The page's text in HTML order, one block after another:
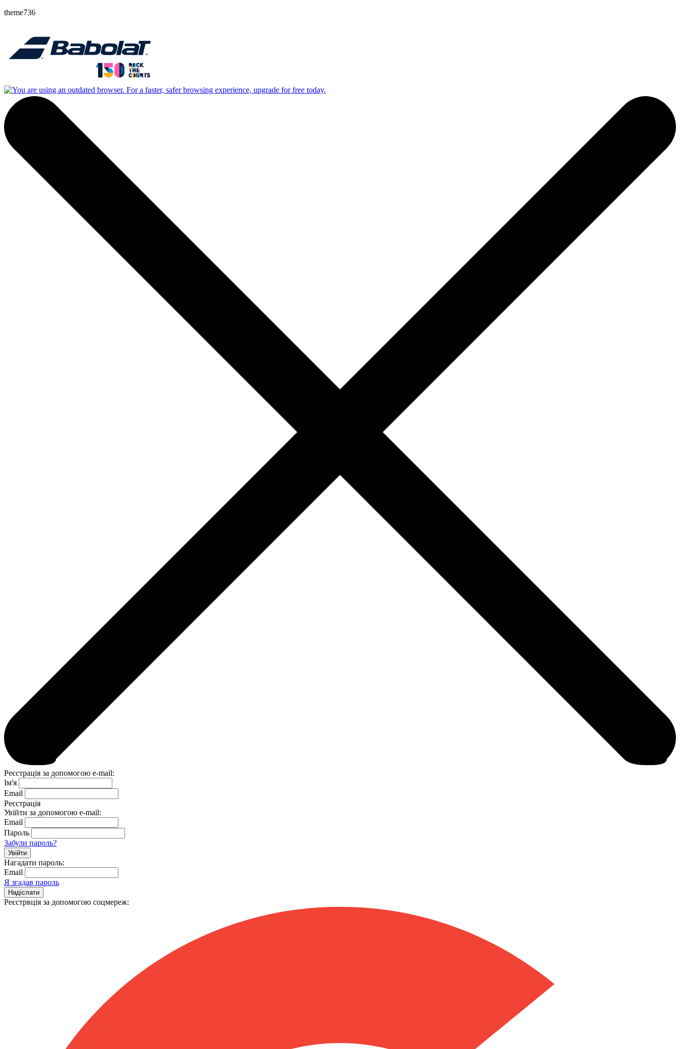
theme736
Реєстрація за допомогою e-mail:
Ім'я
Email
Реєстрація
Увійти за допомогою e-mail:
Email
Пароль
Забули пароль?
Нагадати пароль:
Email
Я згадав пароль
Реєстрвція за допомогою соцмереж: